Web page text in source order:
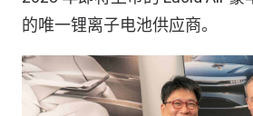
的唯一锂离子电池供应商。